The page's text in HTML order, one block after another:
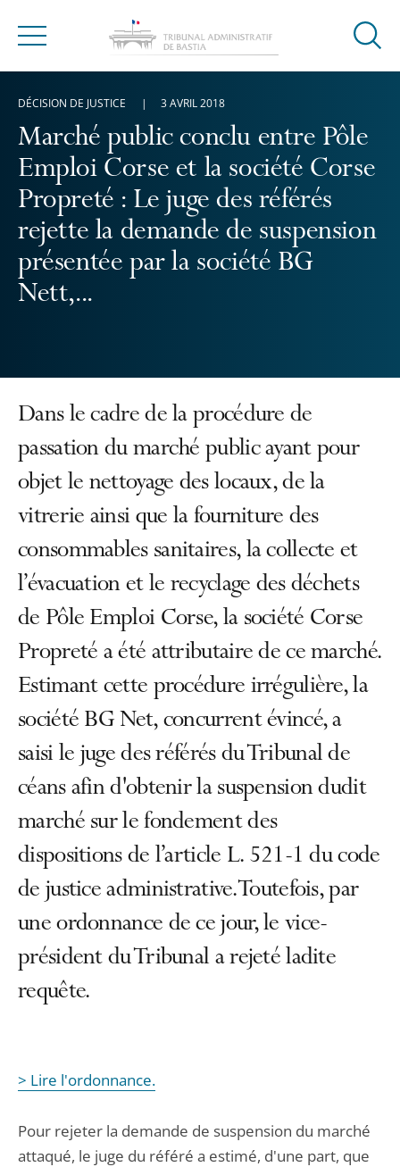
Menu
Ouvrir
Marché public conclu entre Pôle
Emploi Corse et la société Corse
Propreté : Le juge des référés
rejette la demande de suspension
présentée par la société BG
Nett,...
DÉCISION DE JUSTICE 3 AVRIL 2018
Dans le cadre de la procédure de
passation du marché public ayant pour
objet le nettoyage des locaux, de la
vitrerie ainsi que la fourniture des
consommables sanitaires, la collecte et
l’évacuation et le recyclage des déchets
de Pôle Emploi Corse, la société Corse
Propreté a été attributaire de ce marché.
Estimant cette procédure irrégulière, la
société BG Net, concurrent évincé, a
saisi le juge des référés du Tribunal de
céans afin d'obtenir la suspension dudit
marché sur le fondement des
dispositions de l’article L. 521-1 du code
de justice administrative. Toutefois, par
une ordonnance de ce jour, le vice-
président du Tribunal a rejeté ladite
requête.
> Lire l'ordonnance.
Pour rejeter la demande de suspension du marché
attaqué, le juge du référé a estimé, d'une part, que